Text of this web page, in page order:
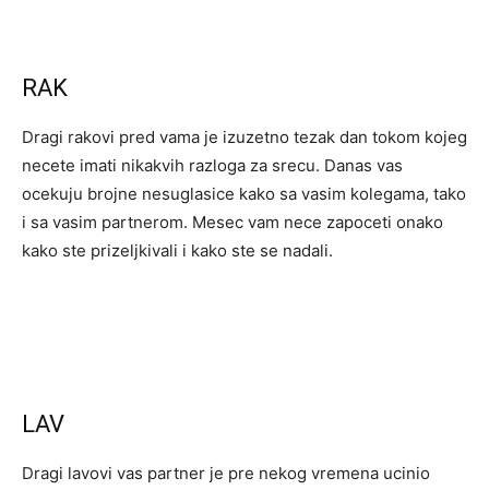
RAK
Dragi rakovi pred vama je izuzetno tezak dan tokom kojeg
necete imati nikakvih razloga za srecu. Danas vas
ocekuju brojne nesuglasice kako sa vasim kolegama, tako
i sa vasim partnerom. Mesec vam nece zapoceti onako
kako ste prizeljkivali i kako ste se nadali.
LAV
Dragi lavovi vas partner je pre nekog vremena ucinio